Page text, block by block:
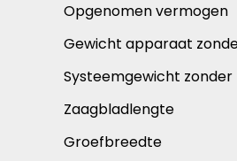
Opgenomen vermogen
Gewicht apparaat
Systeemgewicht zonder
Zaagbladlengte
Groefbreedte